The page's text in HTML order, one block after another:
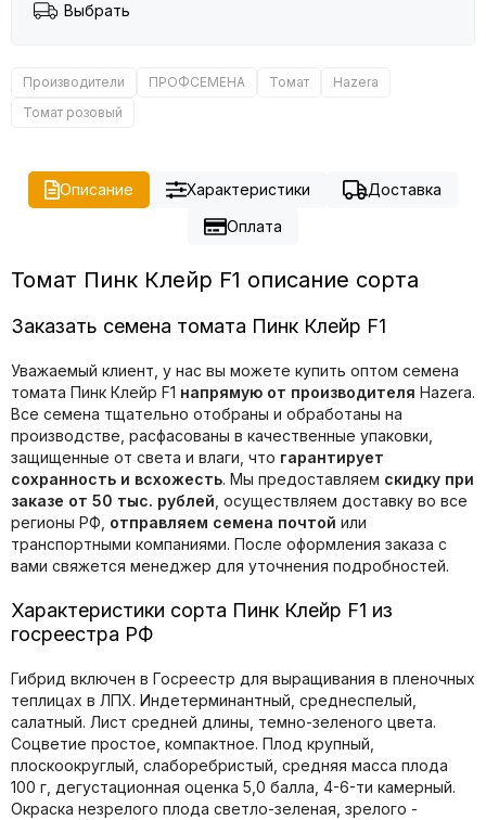
Выбрать
Производители ПРОФСЕМЕНА Томат
Hazera
Томат розовый
Описание Характеристики
Доставка
Оплата
Томат Пинк Клейр F1 описание сорта
Заказать семена томата Пинк Клейр F1
Уважаемый клиент, у нас вы можете купить оптом семена
томата Пинк Клейр F1 напрямую от производителя Hazera.
Все семена тщательно отобраны и обработаны на
производстве, расфасованы в качественные упаковки,
защищенные от света и влаги, что гарантирует
сохранность и всхожесть. Мы предоставляем скидку при
заказе от 50 тыс. рублей , осуществляем доставку во все
регионы РФ, отправляем семена почтой или
транспортными компаниями. После оформления заказа с
вами свяжется менеджер для уточнения подробностей.
Характеристики сорта Пинк Клейр F1 из
госреестра РФ
Гибрид включен в Госреестр для выращивания в пленочных
теплицах в ЛПХ. Индетерминантный, среднеспелый,
салатный. Лист средней длины, темно-зеленого цвета.
Соцветие простое, компактное. Плод крупный,
плоскоокруглый, слаборебристый, средняя масса плода
100 г, дегустационная оценка 5,0 балла, 4-6-ти камерный.
Окраска незрелого плода светло-зеленая, зрелого -